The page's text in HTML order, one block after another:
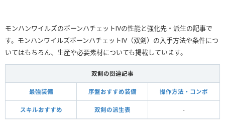
モンハンワイルズのボーンハチェットⅣの性能と強化先・派生の記事で
す。モンハンワイルズボーンハチェットⅣ（双剣）の入手方法や条件につ
いてはもちろん、生産や必要素材についても掲載しています。
双剣の関連記事
最強装備 序盤おすすめ装備 操作方法・コンボ
スキルおすすめ 双剣の派生表 -